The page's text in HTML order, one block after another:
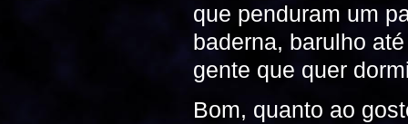
que penduram um
baderna, barulho
gente que quer
Bom, quanto ao